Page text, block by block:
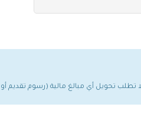
تطلب تحويل أي مبالغ مالية (رسوم